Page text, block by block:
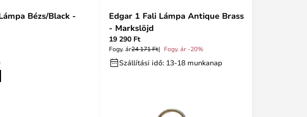
Bézs/Black -
Edgar 1 Fali Lámpa Antique Brass
- Markslöjd
19 290 Ft
Fogy. ár24 171 Ft Fogy. ár -20%
Szállítási idő: 13-18 munkanap